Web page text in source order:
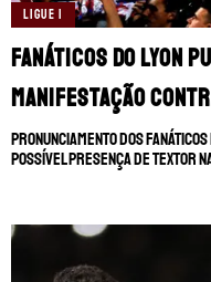
+18 | Jogue com
Aplicam-se os Termos e
Comercial | Ministério da
é
LIGUE 1
Fanáticos do Lyon
manifestação
Pronunciamento dos fanáticos
possível presença de Textor